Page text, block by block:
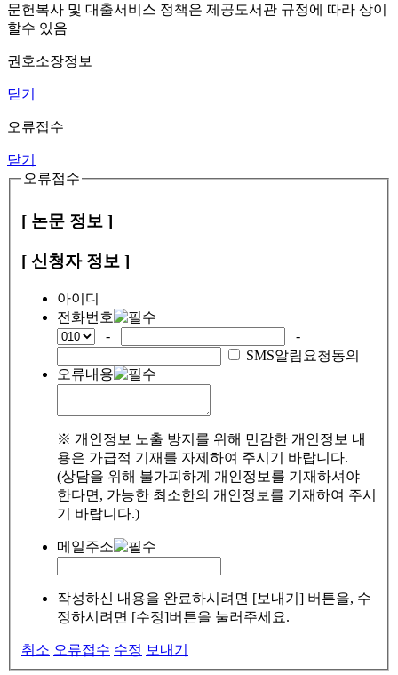
문헌복사 및 대출서비스 정책은 제공도서관 규정에 따라 상이
할수 있음
권호소장정보
닫기
오류접수
닫기
오류접수
[ 논문 정보 ]
[ 신청자 정보 ]
아이디
전화번호
-
-
SMS알림요청동의
오류내용
※ 개인정보 노출 방지를 위해 민감한 개인정보 내
용은 가급적 기재를 자제하여 주시기 바랍니다.
(상담을 위해 불가피하게 개인정보를 기재하셔야
한다면, 가능한 최소한의 개인정보를 기재하여 주시
기 바랍니다.)
메일주소
작성하신 내용을 완료하시려면 [보내기] 버튼을, 수
정하시려면 [수정]버튼을 눌러주세요.
취소 오류접수 수정 보내기